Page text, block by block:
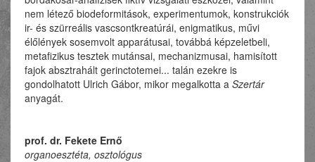
nem létező biodeformitások, experimentumok, konstrukciók
ir- és szürreális vascsontkreatúrái, enigmatikus, művi
élőlények sosemvolt apparátusai, továbbá képzeletbeli,
metafizikus tesztek mutánsai, mechanizmusai, hamisított
fajok absztrahált gerinctotemei... talán ezekre is
gondolhatott Ulrich Gábor, mikor megalkotta a Szertár
anyagát.
prof. dr. Fekete Ernő
organoesztéta, osztológus